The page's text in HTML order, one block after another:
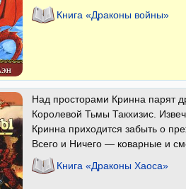
Книга «Драконы войны»
Над просторами Кринна парят
Королевой Тьмы Такхизис.
Кринна приходится забыть о
Всего и Ничего — коварные и
Книга «Драконы Хаоса»